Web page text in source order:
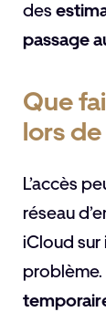
des
passage
Que
lors
L’accès
réseau
iCloud sur
problème.